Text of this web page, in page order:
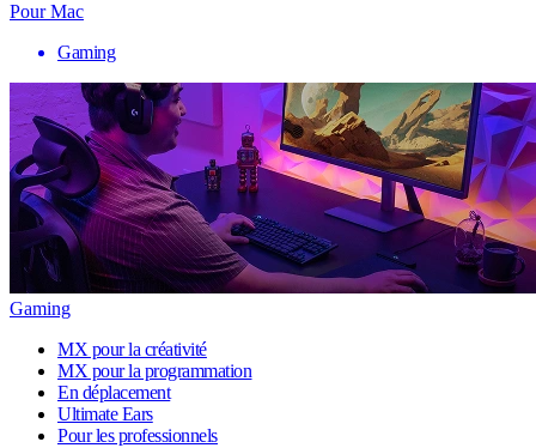
Pour Mac
Gaming
Gaming
MX pour la créativité
MX pour la programmation
En déplacement
Ultimate Ears
Pour les professionnels